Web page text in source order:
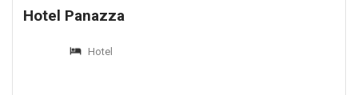
Hotel Panazza
Hotel